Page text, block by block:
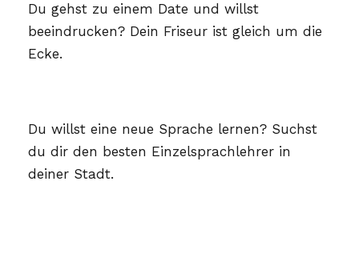
Du gehst zu einem Date und willst
beeindrucken? Dein Friseur ist gleich um die
Ecke.
Du willst eine neue Sprache lernen? Suchst
du dir den besten Einzelsprachlehrer in
deiner Stadt.